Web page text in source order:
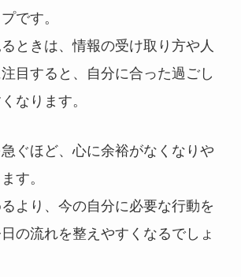
です。
ときは、情報の受け取り方や人
目すると、自分に合った過ごし
なります。
ぐほど、心に余裕がなくなりや
す。
より、今の自分に必要な行動を
の流れを整えやすくなるでしょ